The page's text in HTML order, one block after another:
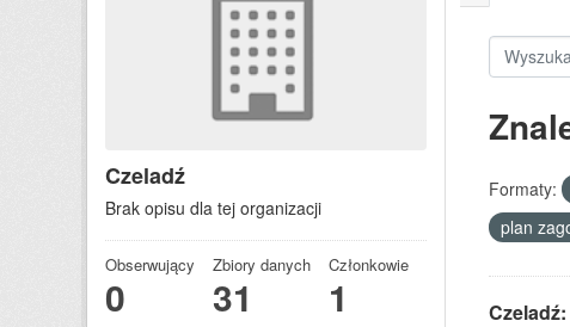
Czeladź
Brak opisu dla tej organizacji
Obserwujący
0
Zbiory danych
31
Członkowie
1
Formaty:
plan